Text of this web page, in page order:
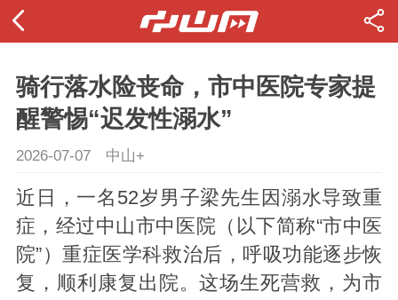
骑行落水险丧命，市中医院专家提
醒警惕“迟发性溺水”
2026-07-07 中山+
近日，一名52岁男子梁先生因溺水导致重
症，经过中山市中医院（以下简称“市中医
院”）重症医学科救治后，呼吸功能逐步恢
复，顺利康复出院。这场生死营救，为市